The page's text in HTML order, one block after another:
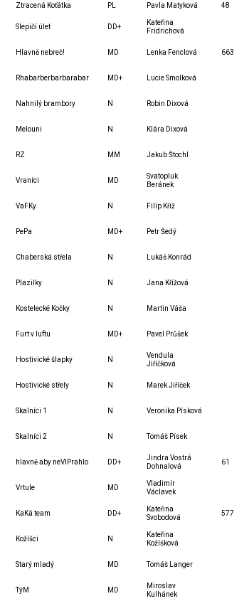
Ztracená Koťátka PL Pavla Matyková 48
Slepičí úlet DD+
Kateřina
Fridrichová
Hlavně nebreč! MD Lenka Fenclová 663
Rhabarberbarbarabar MD+ Lucie Smolková
Nahnilý brambory N Robin Dixová
Melouni N Klára Dixová
RZ MM Jakub Štochl
Vraníci MD
Svatopluk
Beránek
VaFKy N Filip Kříž
PePa MD+ Petr Šedý
Chaberská střela N Lukáš Konrád
Plazilky N Jana Křížová
Kostelecké Kočky N Martin Váša
Furt v luftu MD+ Pavel Průšek
Hostivické šlapky N
Vendula
Jiříčková
Hostivické střely N Marek Jiříček
Skalníci 1 N Veronika Písková
Skalníci 2 N Tomáš Písek
hlavně aby neVIPrahlo DD+
Jindra Vostrá
Dohnalová
61
Vrtule MD
Vladimír
Václavek
KaKá team DD+
Kateřina
Svobodová
577
Kožíšci N
Kateřina
Kožíšková
Starý mladý MD Tomáš Langer
TýM MD
Miroslav
Kulhánek